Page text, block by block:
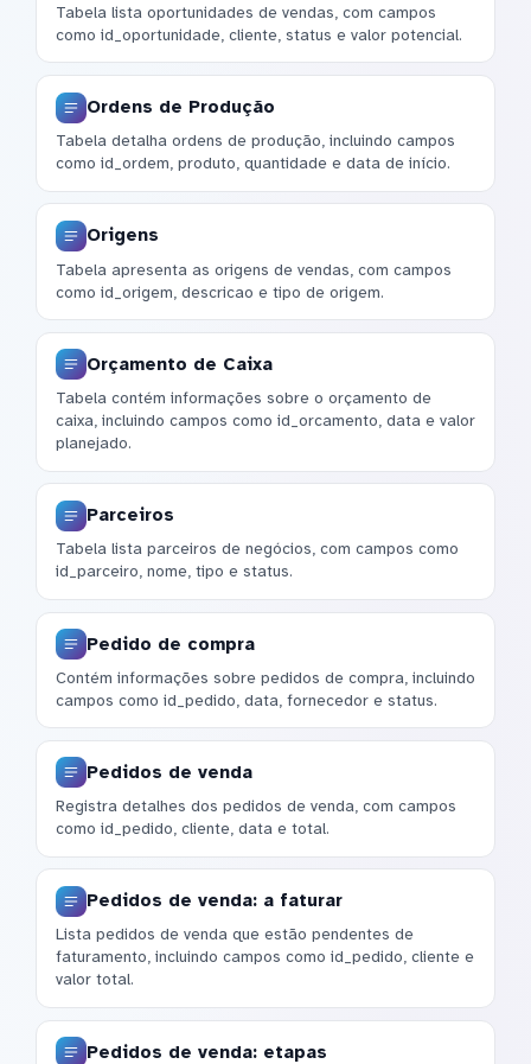
Tabela lista oportunidades de vendas, com campos
como id_oportunidade, cliente, status e valor potencial.
Ordens de Produção
Tabela detalha ordens de produção, incluindo campos
como id_ordem, produto, quantidade e data de início.
Origens
Tabela apresenta as origens de vendas, com campos
como id_origem, descricao e tipo de origem.
Orçamento de Caixa
Tabela contém informações sobre o orçamento de
caixa, incluindo campos como id_orcamento, data e valor
planejado.
Parceiros
Tabela lista parceiros de negócios, com campos como
id_parceiro, nome, tipo e status.
Pedido de compra
Contém informações sobre pedidos de compra, incluindo
campos como id_pedido, data, fornecedor e status.
Pedidos de venda
Registra detalhes dos pedidos de venda, com campos
como id_pedido, cliente, data e total.
Pedidos de venda: a faturar
Lista pedidos de venda que estão pendentes de
faturamento, incluindo campos como id_pedido, cliente e
valor total.
Pedidos de venda: etapas